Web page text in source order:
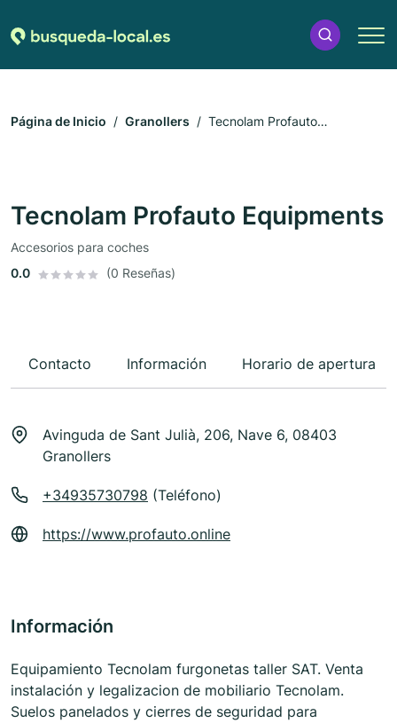
Página de Inicio Granollers
Tecnolam Profauto
Tecnolam Profauto Equipments
Accesorios para coches
0.0
(0 Reseñas)
Contacto Información Horario de apertura
Avinguda de Sant Julià, 206, Nave 6, 08403
Granollers
+34935730798 (Teléfono)
https://www.profauto.online
Información
Equipamiento Tecnolam furgonetas taller SAT. Venta
instalación y legalizacion de mobiliario Tecnolam.
Suelos panelados y cierres de seguridad para